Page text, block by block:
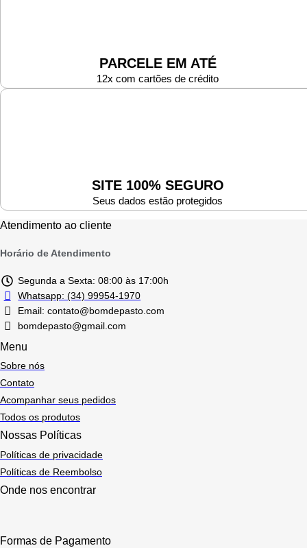
PARCELE EM ATÉ
12x com cartões de crédito
SITE 100% SEGURO
Seus dados estão protegidos
Atendimento ao cliente
Horário de Atendimento
Segunda a Sexta: 08:00 às 17:00h
Whatsapp: (34) 99954-1970
Email: contato@bomdepasto.com
bomdepasto@gmail.com
Menu
Sobre nós
Contato
Acompanhar seus pedidos
Todos os produtos
Nossas Políticas
Políticas de privacidade
Políticas de Reembolso
Onde nos encontrar
Formas de Pagamento